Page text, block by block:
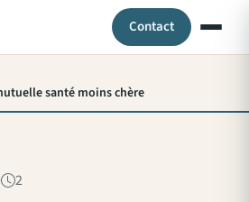
Contact
santé moins chère
2